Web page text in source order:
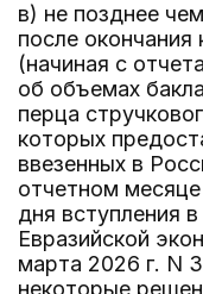
в) не позднее
после
(начиная с
об объемах
перца
которых
ввезенных в
отчетном
дня вступления
Евразийской
марта 2026 г. N
некоторые